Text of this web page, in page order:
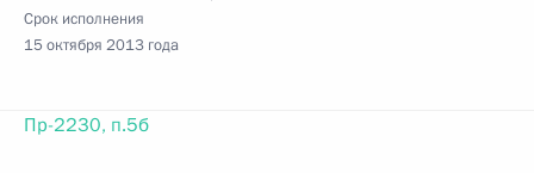
Срок исполнения
15 октября 2013 года
Пр-2230, п.5б